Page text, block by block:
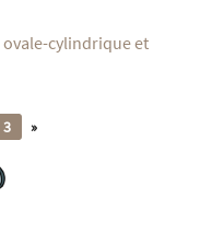
cylindrique et
3 »